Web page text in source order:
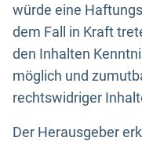
würde eine
dem Fall in Kraft
den Inhalten
möglich und
rechtswidriger
Der Herausgeber